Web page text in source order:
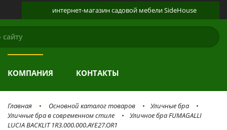
интернет-магазинсадовой мебелиSideHouse
КАТАЛОГ
КОМПАНИЯ КОНТАКТЫ
Главная Основной каталог товаров
Уличные бра
Уличные бра в современном стиле
Уличное бра FUMAGALLI
LUCIA BACKLIT 1R3.000.000.AYE27.OR1